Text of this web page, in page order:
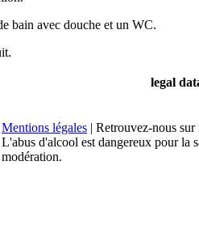
bain avec douche et un WC.
legal
Mentions légales | Retrouvez-nous sur
L'abus d'alcool est dangereux pour la
modération.